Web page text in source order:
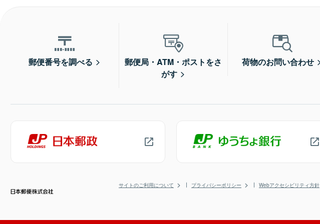
郵便番号を調べる
郵便局・ATM・ポストをさ
がす
荷物のお問い合わせ
サイトのご利用について プライバシーポリシー Webアクセシビリティ方針